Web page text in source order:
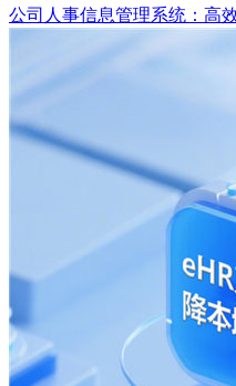
公司人事信息管理系统：高